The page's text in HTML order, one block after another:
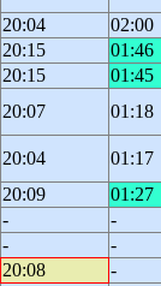
20:04 02:00
20:15 01:46
20:15 01:45
20:07 01:18
20:04 01:17
20:09 01:27
- -
- -
20:08 -